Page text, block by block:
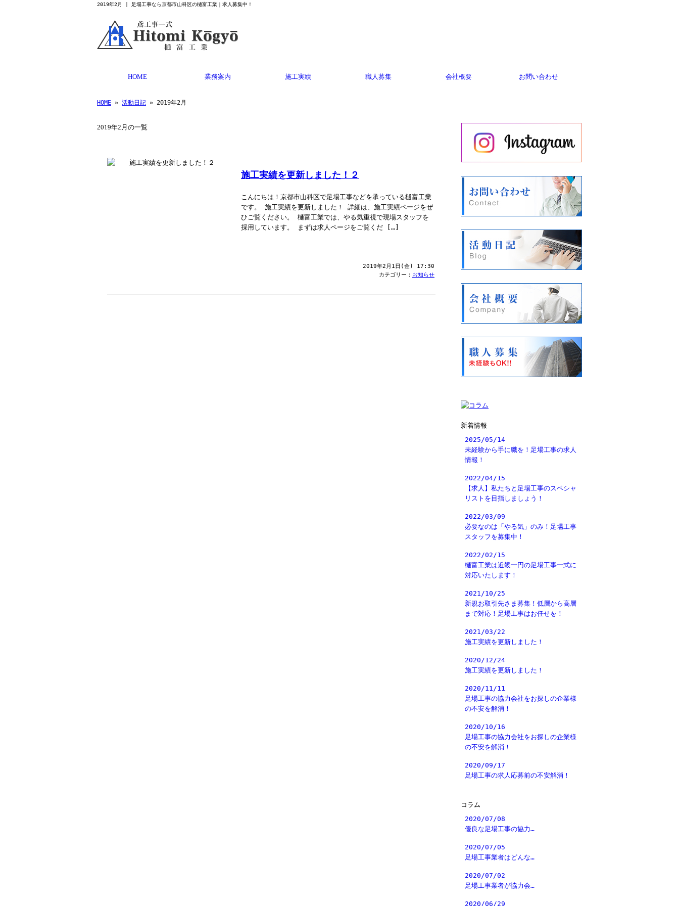
2019年2月 | 足場工事なら京都市山科区の樋富工業｜求人募集中！
HOME 業務案内 施工実績 職人募集 会社概要 お問い合わせ
HOME » 活動日記 » 2019年2月
2019年2月の一覧
施工実績を更新しました！２
こんにちは！京都市山科区で足場工事などを承っている樋富工業
です。 施工実績を更新しました！ 詳細は、施工実績ページをぜ
ひご覧ください。 樋富工業では、やる気重視で現場スタッフを
採用しています。 まずは求人ページをご覧くだ […]
2019年2月1日(金) 17:30
カテゴリー： お知らせ
新着情報
2025/05/14
未経験から手に職を！足場工事の求人
情報！
2022/04/15
【求人】私たちと足場工事のスペシャ
リストを目指しましょう！
2022/03/09
必要なのは「やる気」のみ！足場工事
スタッフを募集中！
2022/02/15
樋富工業は近畿一円の足場工事一式に
対応いたします！
2021/10/25
新規お取引先さま募集！低層から高層
まで対応！足場工事はお任せを！
2021/03/22
施工実績を更新しました！
2020/12/24
施工実績を更新しました！
2020/11/11
足場工事の協力会社をお探しの企業様
の不安を解消！
2020/10/16
足場工事の協力会社をお探しの企業様
の不安を解消！
2020/09/17
足場工事の求人応募前の不安解消！
コラム
2020/07/08
優良な足場工事の協力…
2020/07/05
足場工事業者はどんな…
2020/07/02
足場工事業者が協力会…
2020/06/29